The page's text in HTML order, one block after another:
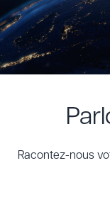
Racontez-nous